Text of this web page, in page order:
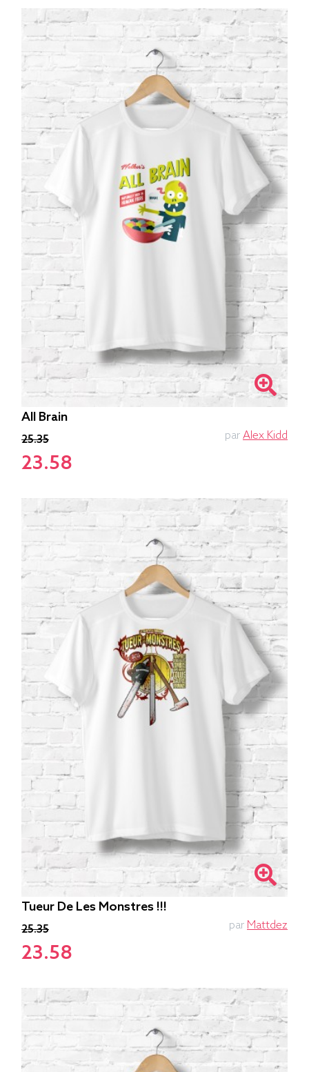
All Brain
25.35
23.58
par Alex Kidd
Tueur De Les Monstres !!!
25.35
23.58
par Mattdez